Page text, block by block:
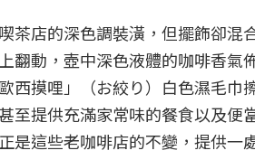
茶店的深色調裝潢，但擺飾卻混
翻動，壺中深色液體的咖啡香氣
西摸哩」（お絞り）白色濕毛巾
至提供充滿家常味的餐食以及便
是這些老咖啡店的不變，提供一